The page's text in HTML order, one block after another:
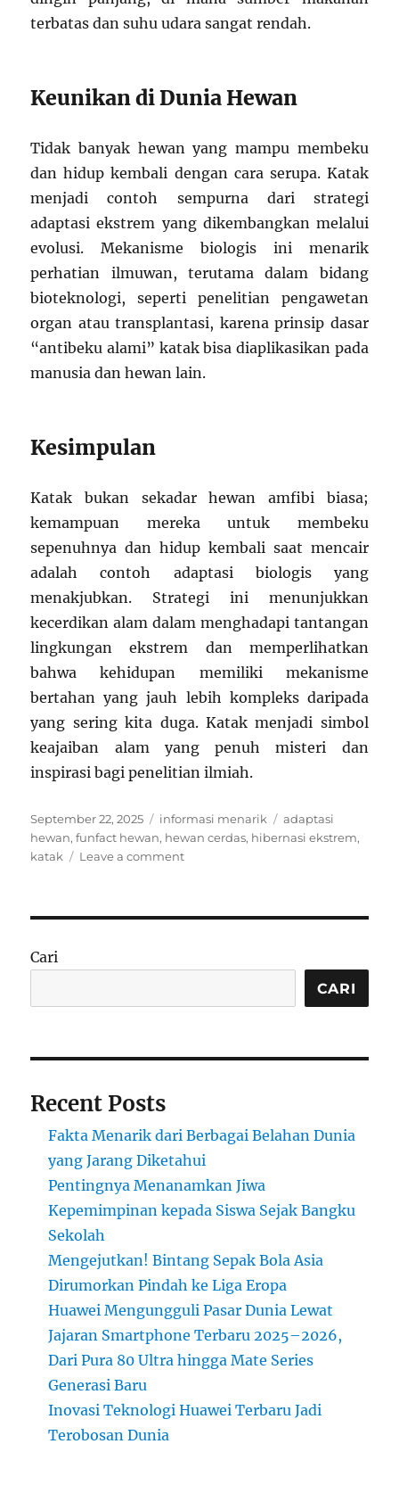
terbatas dan suhu udara sangat rendah.
Keunikan di Dunia Hewan
Tidak banyak hewan yang mampu membeku
dan hidup kembali dengan cara serupa. Katak
menjadi contoh sempurna dari strategi
adaptasi ekstrem yang dikembangkan melalui
evolusi. Mekanisme biologis ini menarik
perhatian ilmuwan, terutama dalam bidang
bioteknologi, seperti penelitian pengawetan
organ atau transplantasi, karena prinsip dasar
“antibeku alami” katak bisa diaplikasikan pada
manusia dan hewan lain.
Kesimpulan
Katak bukan sekadar hewan amfibi biasa;
kemampuan mereka untuk membeku
sepenuhnya dan hidup kembali saat mencair
adalah contoh adaptasi biologis yang
menakjubkan. Strategi ini menunjukkan
kecerdikan alam dalam menghadapi tantangan
lingkungan ekstrem dan memperlihatkan
bahwa kehidupan memiliki mekanisme
bertahan yang jauh lebih kompleks daripada
yang sering kita duga. Katak menjadi simbol
keajaiban alam yang penuh misteri dan
inspirasi bagi penelitian ilmiah.
Posted
on
September 22, 2025 Categories
informasi menarik Tags
adaptasi
hewan,funfact hewan, hewan cerdas, hibernasi ekstrem,
katak
Leave a commenton
dan
Lagi
Cari
CARI
Recent Posts
Fakta Menarik dari Berbagai Belahan Dunia
yang Jarang Diketahui
Pentingnya Menanamkan Jiwa
Kepemimpinan kepada Siswa Sejak Bangku
Sekolah
Mengejutkan! Bintang Sepak Bola Asia
Dirumorkan Pindah ke Liga Eropa
Huawei Mengungguli Pasar Dunia Lewat
Jajaran Smartphone Terbaru 2025–2026,
Dari Pura 80 Ultra hingga Mate Series
Generasi Baru
Inovasi Teknologi Huawei Terbaru Jadi
Terobosan Dunia